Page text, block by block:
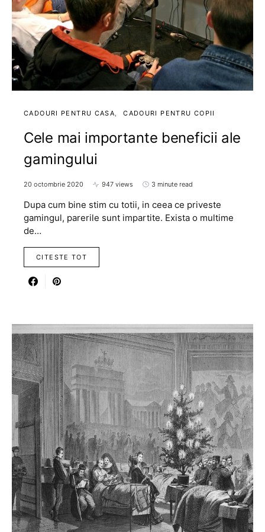
CADOURI PENTRU CASA CADOURI PENTRU COPII
Cele mai importante beneficii ale
gamingului
20 octombrie 2020 947 views 3 minute read
Dupa cum bine stim cu totii, in ceea ce priveste
gamingul, parerile sunt impartite. Exista o multime
de…
CITESTE TOT